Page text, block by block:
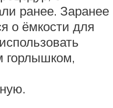
ранее. Заранее
о ёмкости для
горлышком,